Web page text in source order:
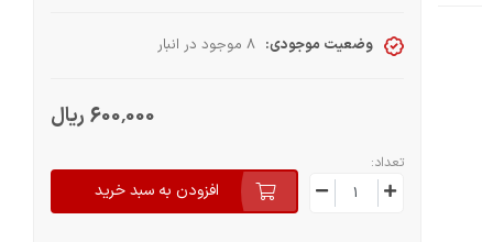
وضعیت موجودی: 8 موجود در انبار
600٬000 ریال
تعداد:
افزودن به سبد خرید